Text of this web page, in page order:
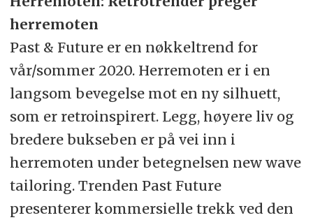
herremoten
Past & Future er en nøkkeltrend for
vår/sommer 2020. Herremoten er i en
langsom bevegelse mot en ny silhuett,
som er retroinspirert. Legg, høyere liv og
bredere bukseben er på vei inn i
herremoten under betegnelsen new wave
tailoring. Trenden Past Future
presenterer kommersielle trekk ved den